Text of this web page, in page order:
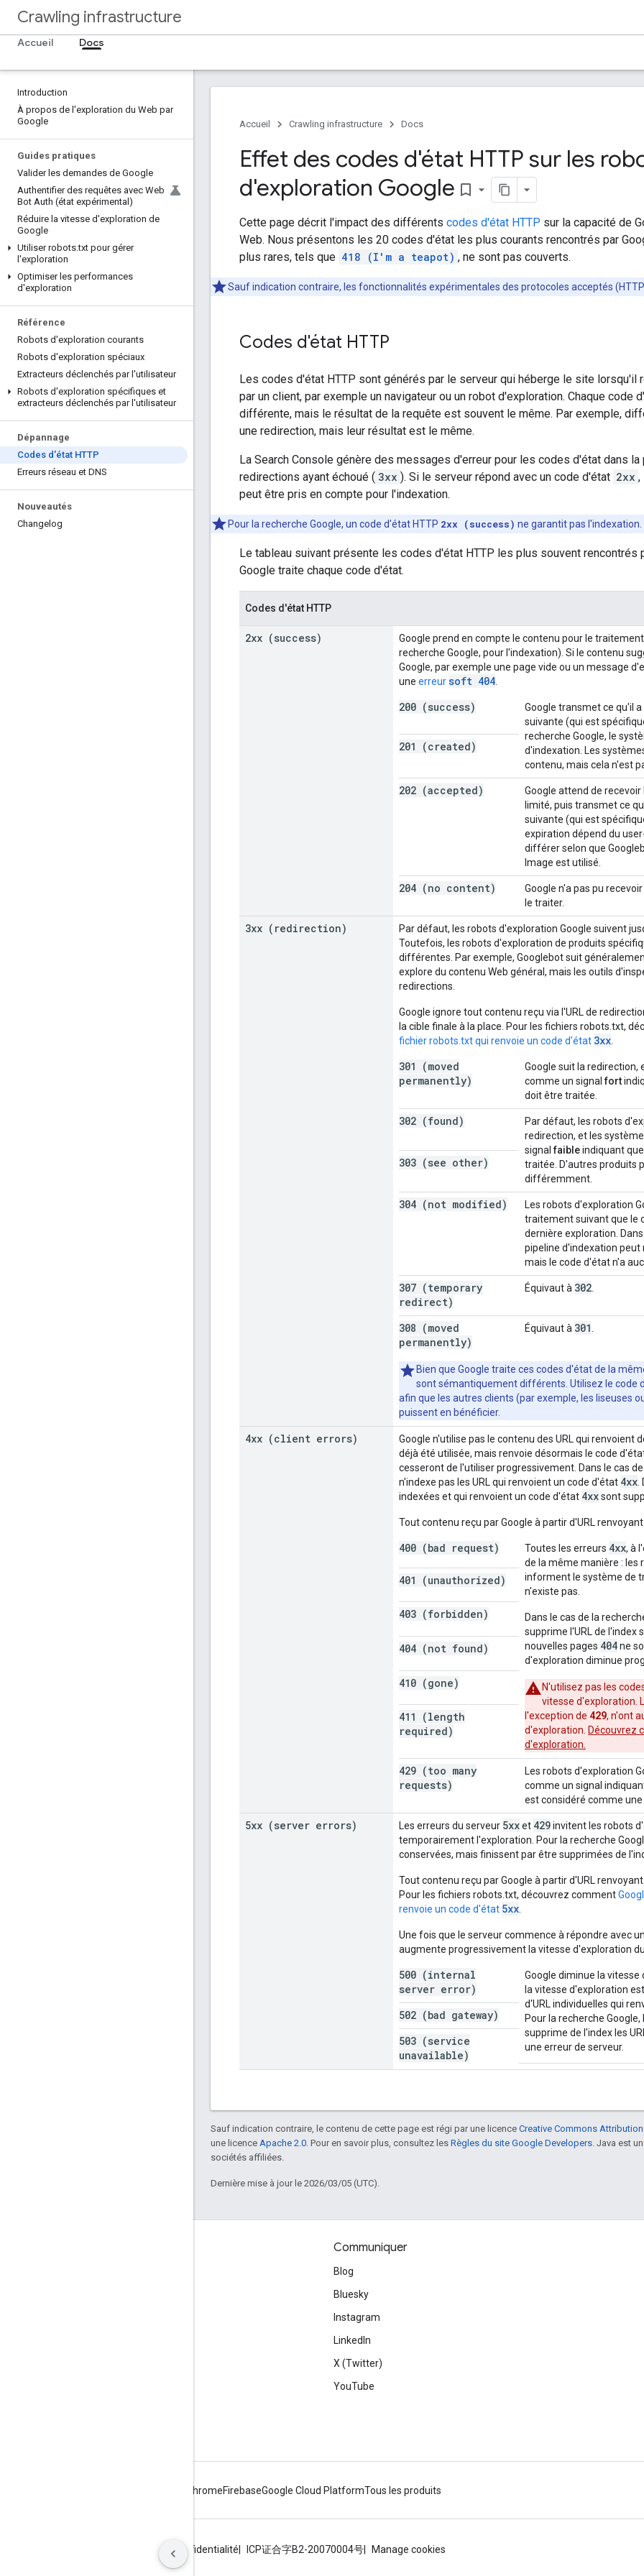
Crawling infrastructure
Accueil Docs
Introduction
À propos de l'exploration du Web par
Google
Guides pratiques
Valider les demandes de Google
Authentifier des requêtes avec Web
Bot Auth (état expérimental)
Réduire la vitesse d'exploration de
Google
Utiliser robots.txt pour gérer
l'exploration
Optimiser les performances
d'exploration
Référence
Robots d'exploration courants
Robots d'exploration spéciaux
Extracteurs déclenchés par l'utilisateur
Robots d'exploration spécifiques et
extracteurs déclenchés par l'utilisateur
Dépannage
Codes d'état HTTP
Erreurs réseau et DNS
Nouveautés
Changelog
Accueil Crawling infrastructure Docs
Effet des codes d'état HTTP sur les
d'exploration Google bookmark_border
Cette page décrit l'impact des différents codes d'état HTTP sur la capacité de
Web. Nous présentons les 20 codes d'état les plus courants rencontrés par
plus rares, tels que 418 (I'm a teapot) , ne sont pas couverts.
Sauf indication contraire, les fonctionnalités expérimentales des protocoles acceptés
Codes d'état HTTP
Les codes d'état HTTP sont générés par le serveur qui héberge le site lorsqu'il
par un client, par exemple un navigateur ou un robot d'exploration. Chaque code
différente, mais le résultat de la requête est souvent le même. Par exemple,
une redirection, mais leur résultat est le même.
La Search Console génère des messages d'erreur pour les codes d'état dans
redirections ayant échoué ( 3xx ). Si le serveur répond avec un code d'état 2xx ,
peut être pris en compte pour l'indexation.
Pour la recherche Google, un code d'état HTTP 2xx (success) ne garantit pas l'indexation.
Le tableau suivant présente les codes d'état HTTP les plus souvent rencontrés
Google traite chaque code d'état.
Codes d'état HTTP
2xx (success)
Google prend en compte le contenu pour le
recherche Google, pour l'indexation). Si le contenu
Google, par exemple une page vide ou un message
une erreursoft 404
200 (success)
Google transmet ce qu'il
suivante (qui est
recherche Google, le
d'indexation. Les
contenu, mais cela n'est
201 (created)
202 (accepted)
Google attend de
limité, puis transmet ce
suivante (qui est
expiration dépend du
différer selon que
Image est utilisé.
204 (no content)
Google n'a pas pu
le traiter.
3xx (redirection)
Par défaut, les robots d'exploration Google suivent
Toutefois, les robots d'exploration de produits
différentes. Par exemple, Googlebot suit
explore du contenu Web général, mais les outils
redirections.
Google ignore tout contenu reçu via l'URL de
la cible finale à la place. Pour les fichiers robots.txt,
fichier robots.txt qui renvoie un code d'état 3xx
301 (moved
permanently)
Google suit la redirection,
comme un signalfort
doit être traitée.
302 (found)
Par défaut, les robots
redirection, et les
signalfaibleindiquant
traitée. D'autres produits
différemment.
303 (see other)
304 (not modified)
Les robots d'exploration
traitement suivant que le
dernière exploration.
pipeline d'indexation peut
mais le code d'état n'a
307 (temporary
redirect)
Équivaut à 302
308 (moved
permanently)
Équivaut à 301
Bien que Google traite ces codes d'état de la
sont sémantiquement différents. Utilisez le code
afin que les autres clients (par exemple, les liseuses
puissent en bénéficier.
4xx (client errors)
Google n'utilise pas le contenu des URL qui renvoient
déjà été utilisée, mais renvoie désormais le code
cesseront de l'utiliser progressivement. Dans le cas
n'indexe pas les URL qui renvoient un code d'état 4xx
indexées et qui renvoient un code d'état 4xxsont
Tout contenu reçu par Google à partir d'URL
400 (bad request) Toutes les erreurs 4xx, à
de la même manière : les
informent le système de
n'existe pas.
Dans le cas de la
supprime l'URL de l'index
nouvelles pages 404ne
d'exploration diminue
N'utilisez pas les
vitesse d'exploration.
l'exception de 429, n'ont
d'exploration. Découvrez
d'exploration.
401 (unauthorized)
403 (forbidden)
404 (not found)
410 (gone)
411 (length
required)
429 (too many
requests)
Les robots d'exploration
comme un signal
est considéré comme
5xx (server errors) Les erreurs du serveur 5xxet 429invitent les robots
temporairement l'exploration. Pour la recherche
conservées, mais finissent par être supprimées de
Tout contenu reçu par Google à partir d'URL
Pour les fichiers robots.txt, découvrez comment
renvoie un code d'état 5xx
Une fois que le serveur commence à répondre avec
augmente progressivement la vitesse d'exploration
500 (internal
server error)
Google diminue la vitesse
la vitesse d'exploration
d'URL individuelles qui
Pour la recherche
supprime de l'index les
une erreur de serveur.
502 (bad gateway)
503 (service
unavailable)
Sauf indication contraire, le contenu de cette page est régi par une licence Creative Commons
une licence Apache 2.0 . Pour en savoir plus, consultez les Règles du site Google Developers . Java est
sociétés affiliées.
Dernière mise à jour le 2026/03/05 (UTC).
Communiquer
Blog
Bluesky
Instagram
LinkedIn
X (Twitter)
YouTube
ChromeFirebaseGoogle Cloud PlatformTous les produits
Règles de confidentialité ICP证合字B2-20070004号 Manage cookies